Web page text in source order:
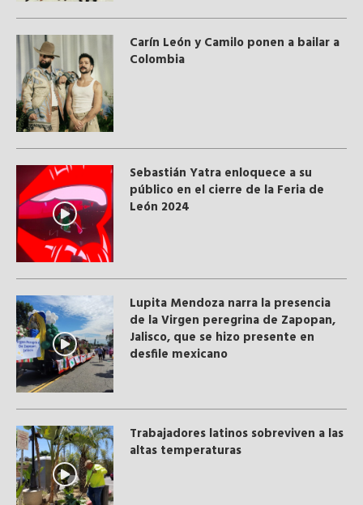
Carín León y Camilo ponen a bailar a
Colombia
Sebastián Yatra enloquece a su
público en el cierre de la Feria de
León 2024
Lupita Mendoza narra la presencia
de la Virgen peregrina de Zapopan,
Jalisco, que se hizo presente en
desfile mexicano
Trabajadores latinos sobreviven a las
altas temperaturas